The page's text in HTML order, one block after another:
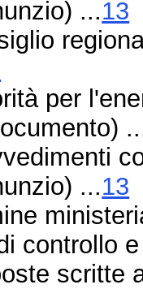
...13
per
...13
controllo
scritte